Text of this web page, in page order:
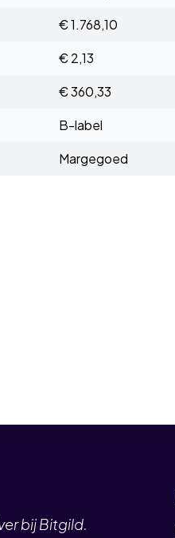
€ 1.768,10
€ 2,13
€ 360,33
B-label
Margegoed
bij Bitgild.